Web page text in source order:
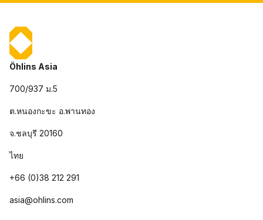
Öhlins Asia
700/937 ม.5
ต.หนองกะขะ อ.พานทอง
จ.ชลบุรี 20160
ไทย
+66 (0)38 212 291
asia@ohlins.com